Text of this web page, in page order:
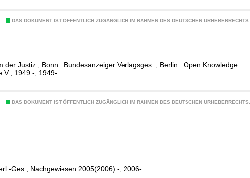
DAS DOKUMENT IST ÖFFENTLICH ZUGÄNGLICH IM RAHMEN DES DEUTSCHEN URHEBERRECHTS.
der Justiz ; Bonn : Bundesanzeiger Verlagsges. ; Berlin : Open Knowledge
1949 -, 1949-
DAS DOKUMENT IST ÖFFENTLICH ZUGÄNGLICH IM RAHMEN DES DEUTSCHEN URHEBERRECHTS.
Ges., Nachgewiesen 2005(2006) -, 2006-